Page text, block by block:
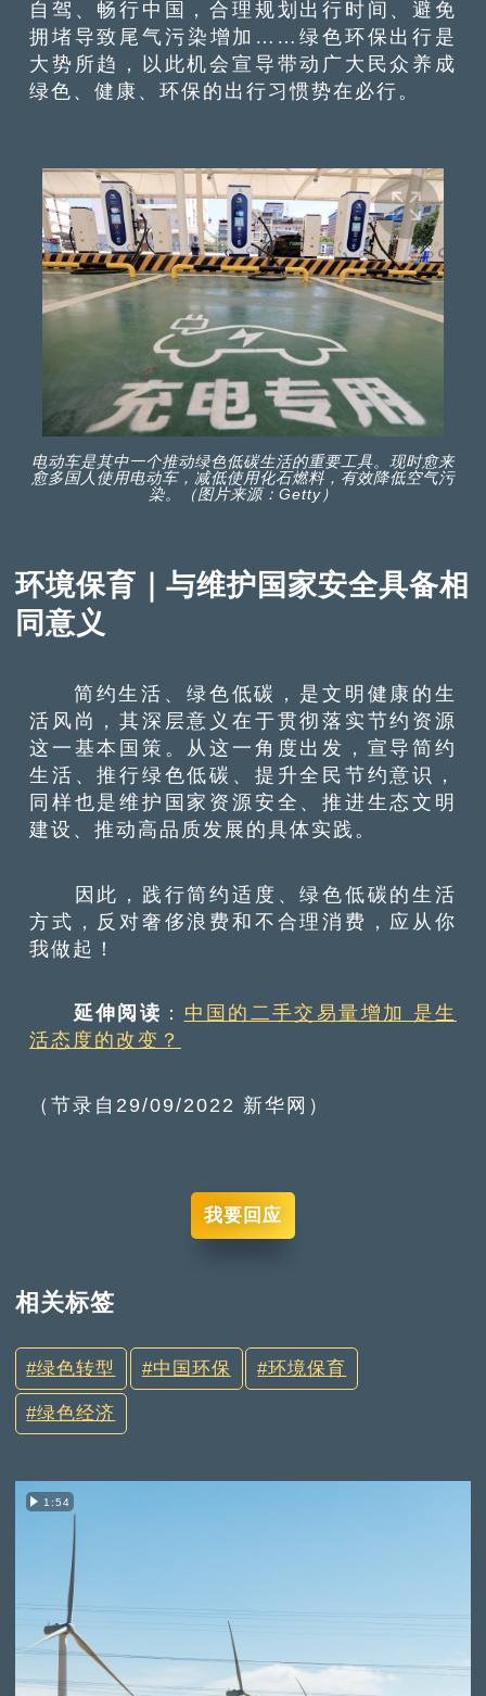
自驾、畅行中国，合理规划出行时间、避免
拥堵导致尾气污染增加……绿色环保出行是
大势所趋，以此机会宣导带动广大民众养成
绿色、健康、环保的出行习惯势在必行。
电动车是其中一个推动绿色低碳生活的重要工具。现时愈来
愈多国人使用电动车，减低使用化石燃料，有效降低空气污
染。（图片来源：Getty）
环境保育｜与维护国家安全具备相
同意义
简约生活、绿色低碳，是文明健康的生
活风尚，其深层意义在于贯彻落实节约资源
这一基本国策。从这一角度出发，宣导简约
生活、推行绿色低碳、提升全民节约意识，
同样也是维护国家资源安全、推进生态文明
建设、推动高品质发展的具体实践。
因此，践行简约适度、绿色低碳的生活
方式，反对奢侈浪费和不合理消费，应从你
我做起！
延伸阅读 ： 中国的二手交易量增加 是生
活态度的改变？
（节录自29/09/2022 新华网）
我要回应
相关标签
绿色转型 中国环保 环境保育
绿色经济
1:54